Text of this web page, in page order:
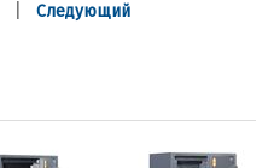
Следующий